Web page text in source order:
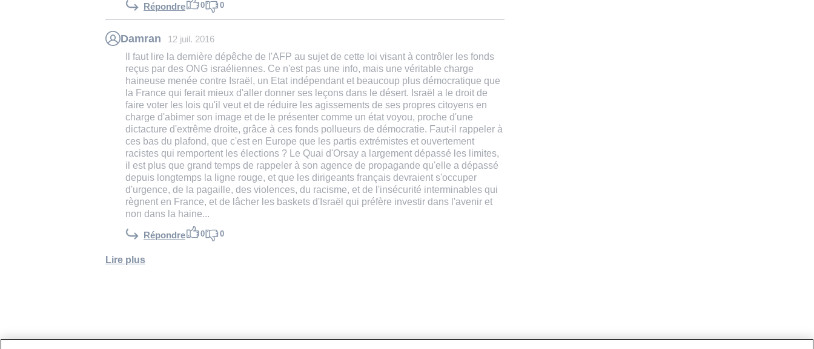
Répondre 0 0
Damran 12 juil. 2016
Il faut lire la dernière dépêche de l'AFP au sujet de cette loi visant à contrôler les fonds
reçus par des ONG israéliennes. Ce n'est pas une info, mais une véritable charge
haineuse menée contre Israël, un Etat indépendant et beaucoup plus démocratique que
la France qui ferait mieux d'aller donner ses leçons dans le désert. Israël a le droit de
faire voter les lois qu'il veut et de réduire les agissements de ses propres citoyens en
charge d'abimer son image et de le présenter comme un état voyou, proche d'une
dictacture d'extrême droite, grâce à ces fonds pollueurs de démocratie. Faut-il rappeler à
ces bas du plafond, que c'est en Europe que les partis extrémistes et ouvertement
racistes qui remportent les élections ? Le Quai d'Orsay a largement dépassé les limites,
il est plus que grand temps de rappeler à son agence de propagande qu'elle a dépassé
depuis longtemps la ligne rouge, et que les dirigeants français devraient s'occuper
d'urgence, de la pagaille, des violences, du racisme, et de l'insécurité interminables qui
règnent en France, et de lâcher les baskets d'Israël qui préfère investir dans l'avenir et
non dans la haine...
Répondre 0 0
Lire plus